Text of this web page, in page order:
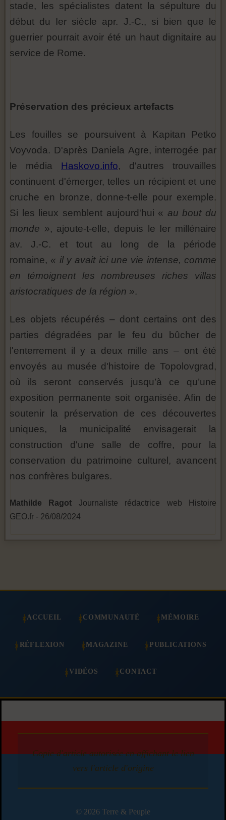
stade, les spécialistes datent la sépulture du
début du Ier siècle apr. J.-C., si bien que le
guerrier pourrait avoir été un haut dignitaire au
service de Rome.
Préservation des précieux artefacts
Les fouilles se poursuivent à Kapitan Petko
Voyvoda. D'après Daniela Agre, interrogée par
le média Haskovo.info, d'autres trouvailles
continuent d'émerger, telles un récipient et une
cruche en bronze, donne-t-elle pour exemple.
Si les lieux semblent aujourd'hui « au bout du
monde », ajoute-t-elle, depuis le Ier millénaire
av. J.-C. et tout au long de la période
romaine, « il y avait ici une vie intense, comme
en témoignent les nombreuses riches villas
aristocratiques de la région ».
Les objets récupérés – dont certains ont des
parties dégradées par le feu du bûcher de
l'enterrement il y a deux mille ans – ont été
envoyés au musée d'histoire de Topolovgrad,
où ils seront conservés jusqu’à ce qu’une
exposition permanente soit organisée. Afin de
soutenir la préservation de ces découvertes
uniques, la municipalité envisagerait la
construction d'une salle de coffre, pour la
conservation du patrimoine culturel, avancent
nos confrères bulgares.
Mathilde Ragot Journaliste rédactrice web Histoire
GEO.fr - 26/08/2024
ACCUEIL COMMUNAUTÉ MÉMOIRE
RÉFLEXION MAGAZINE PUBLICATIONS
VIDÉOS CONTACT
Copie d'article autorisée en affichant le lien
vers l'article d'origine
© 2026 Terre & Peuple